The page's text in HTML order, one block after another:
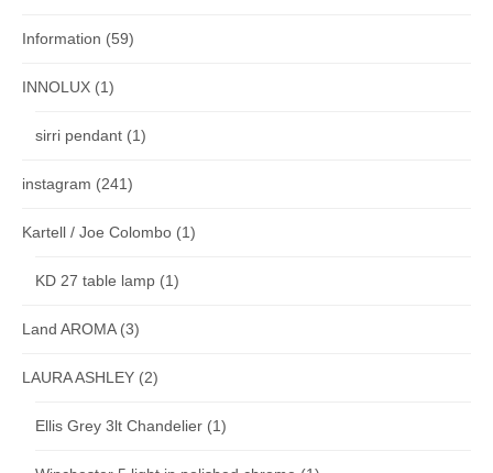
Information (59)
INNOLUX (1)
sirri pendant (1)
instagram (241)
Kartell / Joe Colombo (1)
KD 27 table lamp (1)
Land AROMA(3)
LAURA ASHLEY (2)
Ellis Grey 3lt Chandelier (1)